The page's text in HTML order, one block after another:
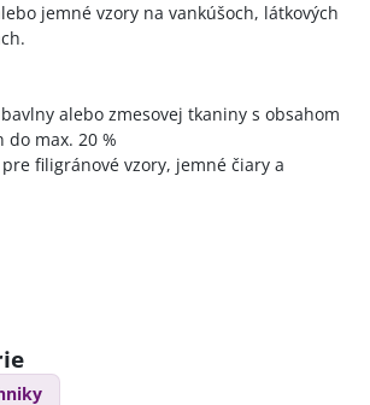
jemné vzory na vankúšoch, látkových
alebo zmesovej tkaniny s obsahom
do max. 20 %
filigránové vzory, jemné čiary a